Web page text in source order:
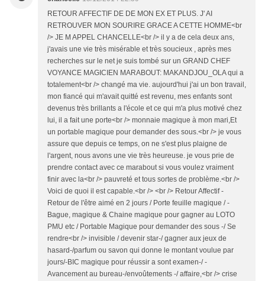
RETOUR AFFECTIF DE DE MON EX ET PLUS. J' AI
RETROUVER MON SOURIRE GRACE A CETTE HOMME<br
/> JE M APPEL CHANCELLE<br /> il y a de cela deux ans,
j'avais une vie très misérable et très soucieux , après mes
recherches sur le net je suis tombé sur un GRAND CHEF
VOYANCE MAGICIEN MARABOUT: MAKANDJOU_OLA qui a
totalement<br /> changé ma vie. aujourd'hui j'ai un bon travail,
mon fiancé qui m'avait quitté est revenu, mes enfants sont
devenus très brillants a l'école et ce qui m'a plus motivé chez
lui, il a fait une porte<br /> monnaie magique à mon mari,Et
un portable magique pour demander des sous.<br /> je vous
assure que depuis ce temps, on ne s'est plus plaigne de
l'argent, nous avons une vie très heureuse. je vous prie de
prendre contact avec ce marabout si vous voulez vraiment
finir avec la<br /> pauvreté et tous sortes de problème.<br />
Voici de quoi il est capable.<br /> <br /> Retour Affectif -
Retour de l'être aimé en 2 jours / Porte feuille magique / -
Bague, magique & Chaine magique pour gagner au LOTO
PMU etc / Portable Magique pour demander des sous -/ Se
rendre<br /> invisible / devenir star-/ gagner aux jeux de
hasard-/parfum ou savon qui donne le montant voulue par
jours/-BIC magique pour réussir a sont examen-/ -
Avancement au bureau-/envoûtements -/ affaire,<br /> crise